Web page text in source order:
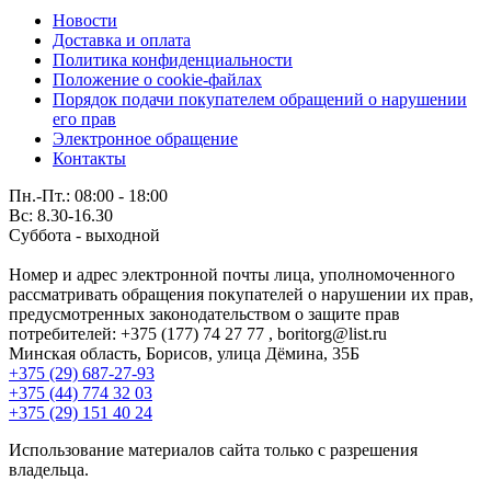
Новости
Доставка и оплата
Политика конфиденциальности
Положение о cookie-файлах
Порядок подачи покупателем обращений о нарушении
его прав
Электронное обращение
Контакты
Пн.-Пт.: 08:00 - 18:00
Вс: 8.30-16.30
Суббота - выходной
Номер и адрес электронной почты лица, уполномоченного
рассматривать обращения покупателей о нарушении их прав,
предусмотренных законодательством о защите прав
потребителей: +375 (177) 74 27 77 , boritorg@list.ru
Минская область, Борисов, улица Дёмина, 35Б
+375 (29) 687-27-93
+375 (44) 774 32 03
+375 (29) 151 40 24
Использование материалов сайта только с разрешения
владельца.